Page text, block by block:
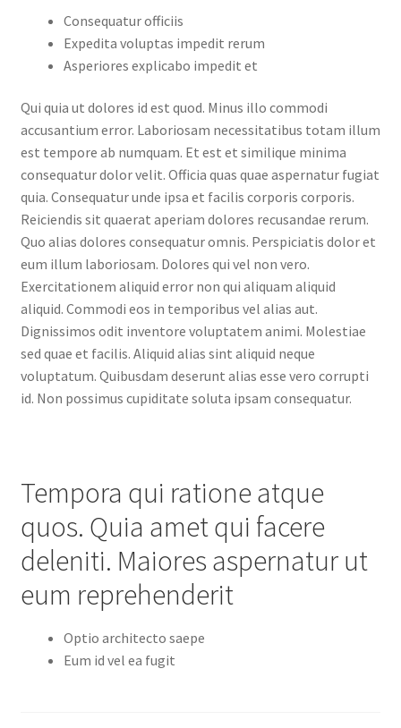
Consequatur officiis
Expedita voluptas impedit rerum
Asperiores explicabo impedit et
Qui quia ut dolores id est quod. Minus illo commodi
accusantium error. Laboriosam necessitatibus totam illum
est tempore ab numquam. Et est et similique minima
consequatur dolor velit. Officia quas quae aspernatur fugiat
quia. Consequatur unde ipsa et facilis corporis corporis.
Reiciendis sit quaerat aperiam dolores recusandae rerum.
Quo alias dolores consequatur omnis. Perspiciatis dolor et
eum illum laboriosam. Dolores qui vel non vero.
Exercitationem aliquid error non qui aliquam aliquid
aliquid. Commodi eos in temporibus vel alias aut.
Dignissimos odit inventore voluptatem animi. Molestiae
sed quae et facilis. Aliquid alias sint aliquid neque
voluptatum. Quibusdam deserunt alias esse vero corrupti
id. Non possimus cupiditate soluta ipsam consequatur.
Tempora qui ratione atque
quos. Quia amet qui facere
deleniti. Maiores aspernatur ut
eum reprehenderit
Optio architecto saepe
Eum id vel ea fugit